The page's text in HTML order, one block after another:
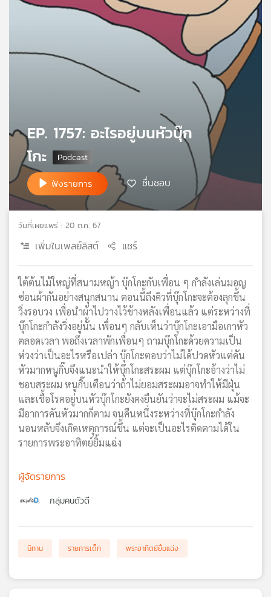
เครือ
ข่าย
วิทยุ
ไทย
เอส
แผนที่
วิทยุ
เครือ
ข่าย
EP. 1757: อะไรอยู่บนหัวบุ๊ก
โกะ
ฟังรายการ ชื่นชอบ
วันที่เผยแพร่ : 20 ต.ค. 67
เพิ่มในเพลย์ลิสต์ แชร์
ใต้ต้นไม้ใหญ่ที่สนามหญ้า บุ๊กโกะกับเพื่อน ๆ กำลังเล่นมอญ
ซ่อนผ้ากันอย่างสนุกสนาน ตอนนี้ถึงคิวที่บุ๊กโกะจะต้องลุกขึ้น
วิ่งรอบวง เพื่อนำผ้าไปวางไว้ข้างหลังเพื่อนแล้ว แต่ระหว่างที่
บุ๊กโกะกำลังวิ่งอยู่นั้น เพื่อนๆ กลับเห็นว่าบุ๊กโกะเอามือเกาหัว
ตลอดเวลา พอถึงเวลาพักเพื่อนๆ ถามบุ๊กโกะด้วยความเป็น
ห่วงว่าเป็นอะไรหรือเปล่า บุ๊กโกะตอบว่าไม่ได้ปวดหัวแต่คัน
หัวมากหนูกิ๊บจึงแนะนำให้บุ๊กโกะสระผม แต่บุ๊กโกะอ้างว่าไม่
ชอบสระผม หนูกิ๊บเตือนว่าถ้าไม่ยอมสระผมอาจทำให้มีฝุ่น
และเชื้อโรคอยู่บนหัวบุ๊กโกะยังคงยืนยันว่าจะไม่สระผม แม้จะ
มีอาการคันหัวมากก็ตาม จนคืนหนึ่งระหว่างที่บุ๊กโกะกำลัง
นอนหลับจึงเกิดเหตุการณ์ขึ้น แต่จะเป็นอะไรติดตามได้ใน
รายการพระอาทิตย์ยิ้มแฉ่ง
ผู้จัดรายการ
กลุ่มคนตัวดี
นิทาน รายการเด็ก พระอาทิตย์ยิ้มแฉ่ง